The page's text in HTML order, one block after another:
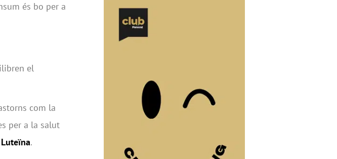
és bo per a
el
com la
per a la salut
Luteïna.